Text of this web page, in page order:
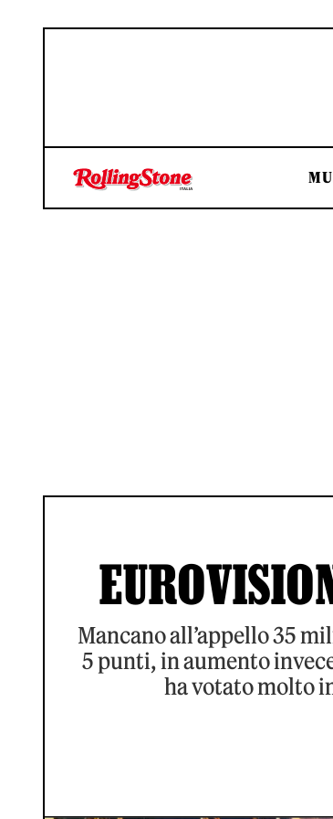
Mancano all’appello 35
5 punti, in aumento
ha votato molto